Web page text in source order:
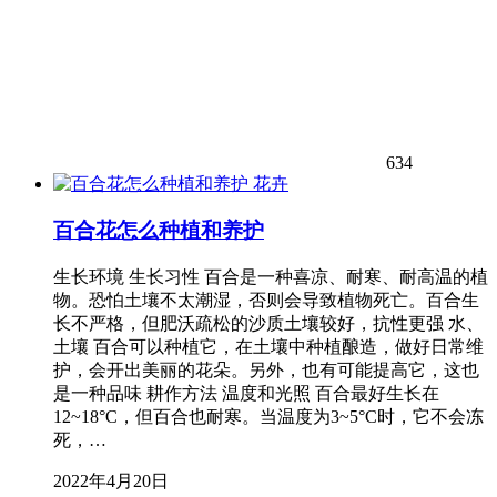
634
花卉
百合花怎么种植和养护
生长环境 生长习性 百合是一种喜凉、耐寒、耐高温的植
物。恐怕土壤不太潮湿，否则会导致植物死亡。百合生
长不严格，但肥沃疏松的沙质土壤较好，抗性更强 水、
土壤 百合可以种植它，在土壤中种植酿造，做好日常维
护，会开出美丽的花朵。另外，也有可能提高它，这也
是一种品味 耕作方法 温度和光照 百合最好生长在
12~18°C，但百合也耐寒。当温度为3~5°C时，它不会冻
死，…
2022年4月20日